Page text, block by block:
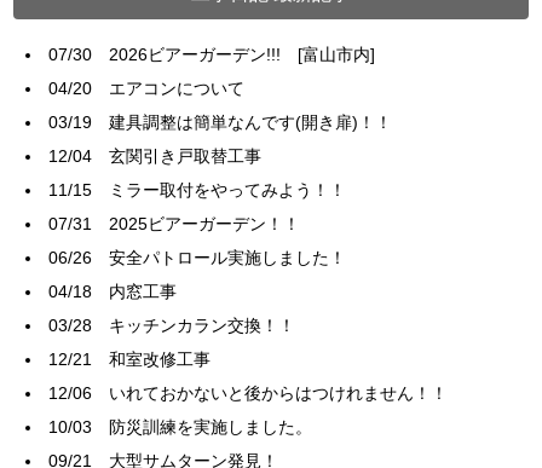
07/302026ビアーガーデン!!! [富山市内]
04/20 エアコンについて
03/19建具調整は簡単なんです(開き扉)！！
12/04玄関引き戸取替工事
11/15
ミラー取付をやってみよう！！
07/312025ビアーガーデン！！
06/26安全パトロール実施しました！
04/18 内窓工事
03/28 キッチンカラン交換！！
12/21和室改修工事
12/06 いれておかないと後からはつけれません！！
10/03 防災訓練を実施しました。
09/21 大型サムターン発見！